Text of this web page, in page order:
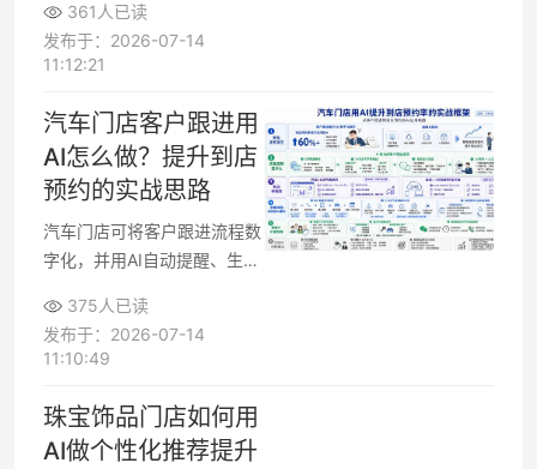
来源，进而优化话术、陈列和
活动设计，提升会员复购率与
361人已读
发布于：2026-07-14
11:12:21
汽车门店客户跟进用
AI怎么做？提升到店
预约的实战思路
汽车门店可将客户跟进流程数
字化，并用AI自动提醒、生成
服务高意向客户，提升到店预
约率、试驾量与成交效率。
375人已读
发布于：2026-07-14
11:10:49
珠宝饰品门店如何用
AI做个性化推荐提升